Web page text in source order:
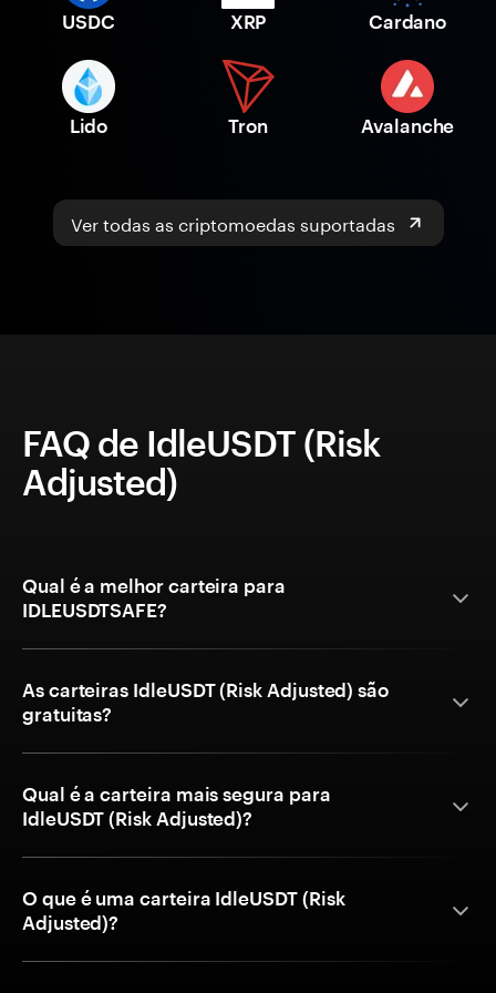
USDC XRP Cardano
Lido Tron Avalanche
Ver todas as criptomoedas suportadas
FAQ de IdleUSDT (Risk
Adjusted)
Qual é a melhor carteira para
IDLEUSDTSAFE?
As carteiras IdleUSDT (Risk Adjusted) são
gratuitas?
Qual é a carteira mais segura para
IdleUSDT (Risk Adjusted)?
O que é uma carteira IdleUSDT (Risk
Adjusted)?